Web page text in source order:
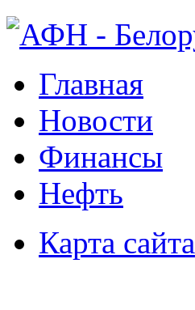
Главная
Новости
Финансы
Нефть
Карта сайта